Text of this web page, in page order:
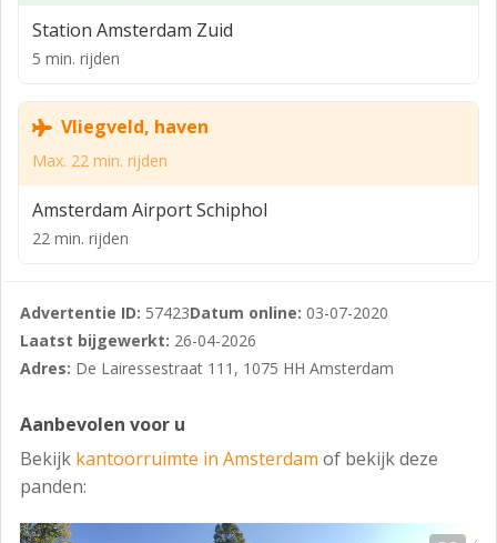
Station Amsterdam Zuid
5 min. rijden
Vliegveld, haven
Max. 22 min. rijden
Amsterdam Airport Schiphol
22 min. rijden
Advertentie ID: 57423Datum online: 03-07-2020
Laatst bijgewerkt: 26-04-2026
Adres: De Lairessestraat 111, 1075 HH Amsterdam
Aanbevolen voor u
Bekijk kantoorruimte in Amsterdam of bekijk deze
panden: